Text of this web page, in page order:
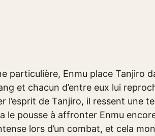
particulière, Enmu place Tanjiro
et chacun d’entre eux lui
l’esprit de Tanjiro, il ressent une
le pousse à affronter Enmu
lors d’un combat, et cela